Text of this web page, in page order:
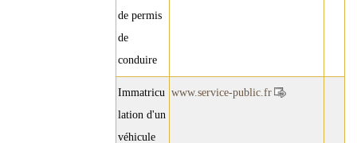
de permis
de
conduire
Immatricu
lation d'un
véhicule
www.service-public.fr